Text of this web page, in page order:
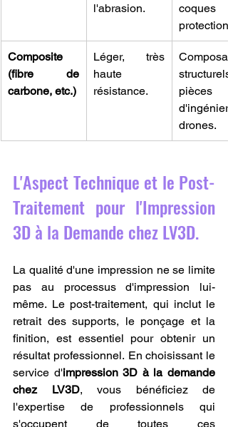
l'abrasion.
coques
protection.
Composite
(fibre de
carbone, etc.)
Léger, très
haute
résistance.
structurels,
pièces
drones.
L'Aspect Technique et le Post-
Traitement pour l'Impression
3D à la Demande chez LV3D.
La qualité d'une impression ne se limite
pas au processus d'impression lui-
même. Le post-traitement, qui inclut le
retrait des supports, le ponçage et la
finition, est essentiel pour obtenir un
résultat professionnel. En choisissant le
service d'impression 3D à la demande
chez LV3D, vous bénéficiez de
l'expertise de professionnels qui
s'occupent de toutes ces